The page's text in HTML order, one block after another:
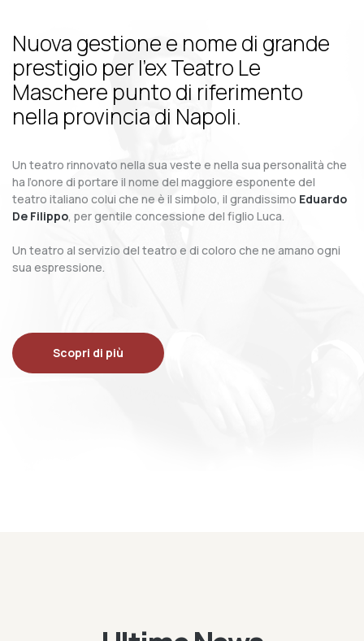
Nuova gestione e nome di grande
prestigio per l’ex Teatro Le
Maschere punto di riferimento
nella provincia di Napoli.
Un teatro rinnovato nella sua veste e nella sua personalità che
ha l’onore di portare il nome del maggiore esponente del
teatro italiano colui che ne è il simbolo, il grandissimo Eduardo
De Filippo, per gentile concessione del figlio Luca.
Un teatro al servizio del teatro e di coloro che ne amano ogni
sua espressione.
Scopri di più